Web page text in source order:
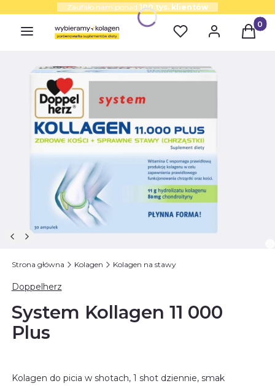
Zaufało nam ponad 100 tys. klientów
Strona główna Kolagen Kolagen na stawy
Doppelherz
System Kollagen 11 000
Plus
Kolagen do picia w shotach, 1 shot dziennie, smak